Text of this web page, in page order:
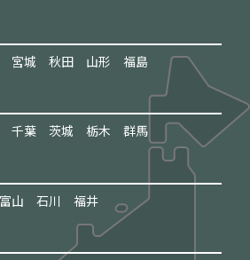
宮城 秋田 山形 福島
千葉 茨城 栃木 群馬
富山 石川 福井